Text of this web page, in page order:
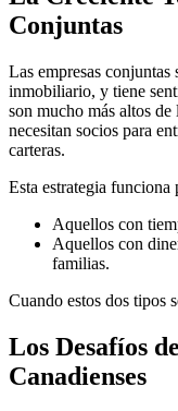
Conjuntas
Las empresas conjuntas
inmobiliario, y tiene
son mucho más altos
necesitan socios para
carteras.
Esta estrategia funciona
Aquellos con
Aquellos con
familias.
Cuando estos dos tipos
Los Desafíos
Canadienses